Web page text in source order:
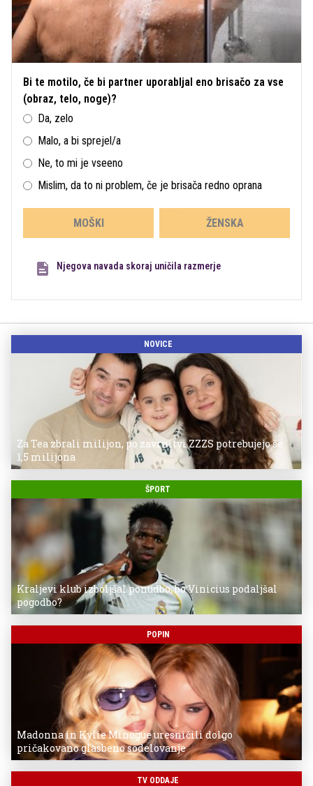
Bi te motilo, če bi partner uporabljal eno brisačo za vse
(obraz, telo, noge)?
Da, zelo
Malo, a bi sprejel/a
Ne, to mi je vseeno
Mislim, da to ni problem, če je brisača redno oprana
MOŠKI ŽENSKA
Njegova navada skoraj uničila razmerje
NOVICE
Za Tea zbrali milijon, po zavrnitvi ZZZS potrebujejo še
1,5 milijona
ŠPORT
Kraljevi klub izboljšal ponudbo, bo Vinicius podaljšal
pogodbo?
POPIN
Madonna in Kylie Minogue uresničili dolgo
pričakovano glasbeno sodelovanje
TV ODDAJE